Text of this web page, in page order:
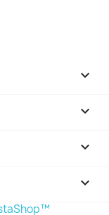



keyboard_arrow_down